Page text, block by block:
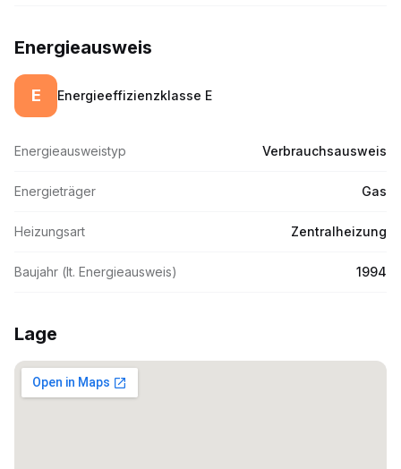
Energieausweis
E Energieeffizienzklasse E
Energieausweistyp Verbrauchsausweis
Energieträger Gas
Heizungsart Zentralheizung
Baujahr (lt. Energieausweis) 1994
Lage